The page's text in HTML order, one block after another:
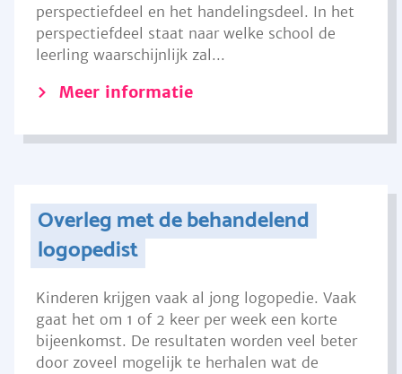
perspectiefdeel en het handelingsdeel. In het
perspectiefdeel staat naar welke school de
leerling waarschijnlijk zal...
Meer informatie
Overleg met de behandelend
logopedist
Kinderen krijgen vaak al jong logopedie. Vaak
gaat het om 1 of 2 keer per week een korte
bijeenkomst. De resultaten worden veel beter
door zoveel mogelijk te herhalen wat de